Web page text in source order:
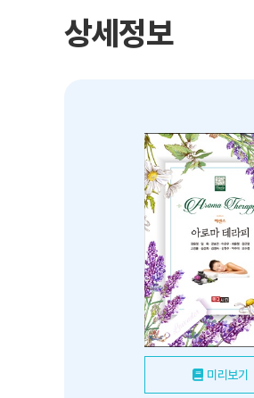
상세정보
미리보기